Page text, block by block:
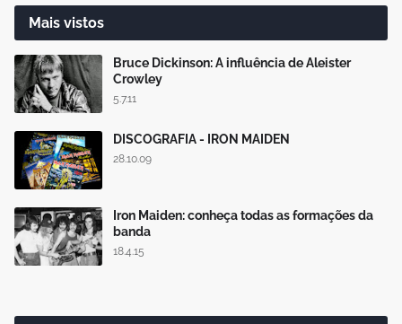
Mais vistos
Bruce Dickinson: A influência de Aleister
Crowley
5.7.11
DISCOGRAFIA - IRON MAIDEN
28.10.09
Iron Maiden: conheça todas as formações da
banda
18.4.15